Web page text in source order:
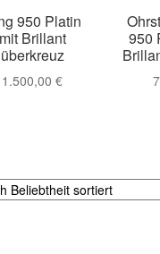
Magisches und
finden für
finden für
950 Platin
mit Brillant
überkreuz
1.500,00€
950